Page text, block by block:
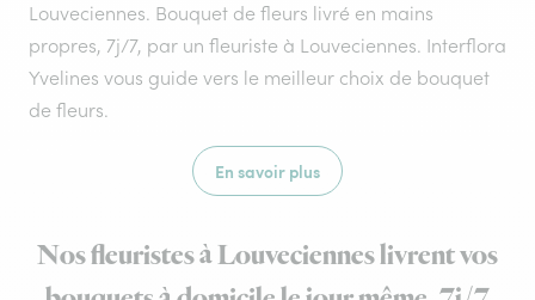
Louveciennes. Bouquet de fleurs livré en mains
propres, 7j/7, par un fleuriste à Louveciennes. Interflora
Yvelines vous guide vers le meilleur choix de bouquet
de fleurs.
En savoir plus
Nos fleuristes à Louveciennes livrent vos